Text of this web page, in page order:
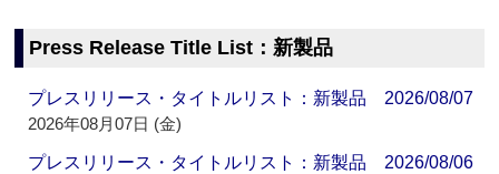
Press Release Title List：新製品
プレスリリース・タイトルリスト：新製品 2026/08/07
2026年08月07日 (金)
プレスリリース・タイトルリスト：新製品 2026/08/06